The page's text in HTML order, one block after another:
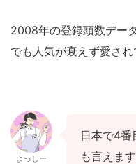
2008年の登録頭数デー
でも人気が衰えず愛され
よっしー
日本で4番
も言えます